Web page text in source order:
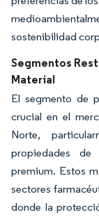
sostenibilidad
Segmentos
Material
El segmento de
crucial en el
Norte,
propiedades de
premium. Estos
sectores
donde la